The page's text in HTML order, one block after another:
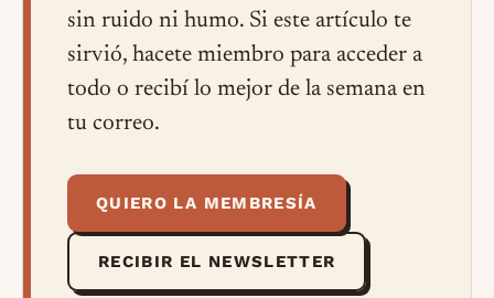
sin ruido ni humo. Si este artículo te
sirvió, hacete miembro para acceder a
todo o recibí lo mejor de la semana en
tu correo.
QUIERO LA MEMBRESÍA
RECIBIR EL NEWSLETTER